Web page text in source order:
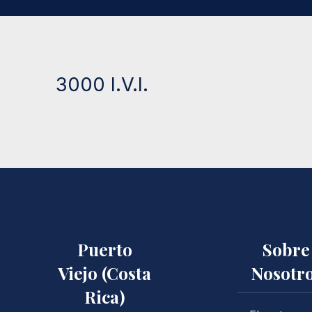
3000 I.V.I.
Puerto
Viejo (Costa
Rica)
Sobre